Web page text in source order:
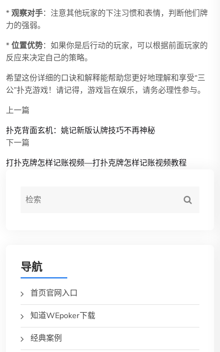
*观察对手：注意其他玩家的下注习惯和表情，判断他们牌
力的强弱。
*位置优势：如果你是后行动的玩家，可以根据前面玩家的
反应来决定自己的策略。
希望这份详细的口诀和解释能帮助您更好地理解和享受“三
公”扑克游戏！请记得，游戏旨在娱乐，请务必理性参与。
上一篇
扑克背面玄机：姚记新版认牌技巧不再神秘
下一篇
打扑克牌怎样记账视频—打扑克牌怎样记账视频教程
导航
首页官网入口
知道WEpoker下载
经典案例